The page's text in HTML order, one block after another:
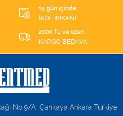
15 gün içinde
İADE İMKANI
2000 TL ve üzeri
KARGO BEDAVA
No:9/A Çankaya Ankara Turkiye